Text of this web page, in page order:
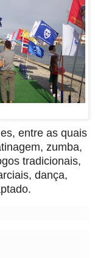
entre as quais
zumba,
tradicionais,
dança,